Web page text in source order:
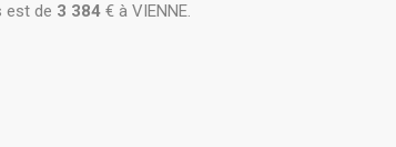
est de 3 384 € à VIENNE.